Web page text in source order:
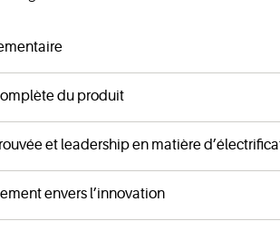
du produit
et leadership en matière
envers l’innovation